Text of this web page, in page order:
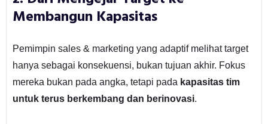
Membangun Kapasitas
Pemimpin sales & marketing yang adaptif melihat target
hanya sebagai konsekuensi, bukan tujuan akhir. Fokus
mereka bukan pada angka, tetapi pada kapasitas tim
untuk terus berkembang dan berinovasi.